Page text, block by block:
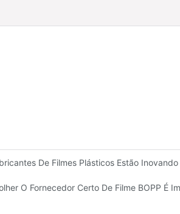
De Filmes Plásticos Estão
O Fornecedor Certo De Filme BOPP É